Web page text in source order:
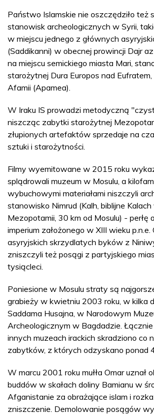
Państwo Islamskie nie oszczędziło też
stanowisk archeologicznych w Syrii,
w miejscu jednego z głównych
(Saddikanni) w obecnej prowincji Dajr
na miejscu semickiego miasta Mari,
starożytnej Dura Europos nad
Afamii (Apamea).
W Iraku IS prowadzi metodyczną
niszcząc zabytki starożytnej
złupionych artefaktów sprzedaje na
sztuki i starożytności.
Filmy wyemitowane w 2015 roku
splądrowali muzeum w Mosulu, a
wybuchowymi materiałami niszczyli
stanowisko Nimrud (Kalh, biblijne Kalach
Mezopotamii, 30 km od Mosulu) - perłę
imperium założonego w XIII wieku p.n.e.
asyryjskich skrzydlatych byków z
zniszczyli też posągi z partyjskiego
tysiącleci.
Poniesione w Mosulu straty są
grabieży w kwietniu 2003 roku, w kilka
Saddama Husajna, w Narodowym
Archeologicznym w Bagdadzie.
innych muzeach irackich skradziono co
zabytków, z których odzyskano ponad
W marcu 2001 roku mułła Omar uznał
buddów w skałach doliny Bamianu w
Afganistanie za obrażające islam i
zniszczenie. Demolowanie posągów